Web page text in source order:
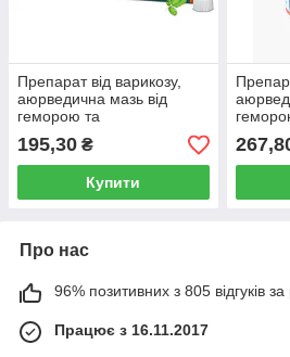
Препарат від варикозу,
аюрведична мазь від
геморою та
FORTE HIMALAYA ПІЛЕКС
30 г Індія
195,30 ₴
Купити
Про нас
96% позитивних з 805 відгуків за
Працює з 16.11.2017